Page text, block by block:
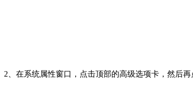
2、在系统属性窗口，点击顶部的高级选项卡，然后